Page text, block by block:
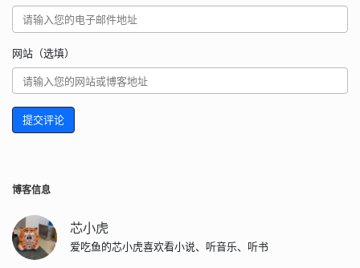
网站（选填）
提交评论
博客信息
芯小虎
爱吃鱼的芯小虎喜欢看小说、听音乐、听书